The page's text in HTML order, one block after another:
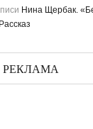
Нина Щербак.
РЕКЛАМА